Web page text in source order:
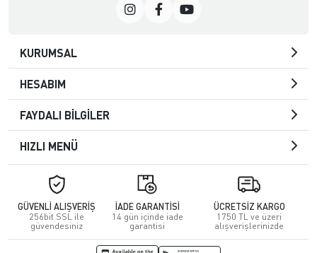
KURUMSAL
HESABIM
FAYDALI BİLGİLER
HIZLI MENÜ
GÜVENLİ ALIŞVERİŞ
256bit SSL ile
güvendesiniz
İADE GARANTİSİ
14 gün içinde iade
garantisi
ÜCRETSİZ KARGO
1750 TL ve üzeri
alışverişlerinizde